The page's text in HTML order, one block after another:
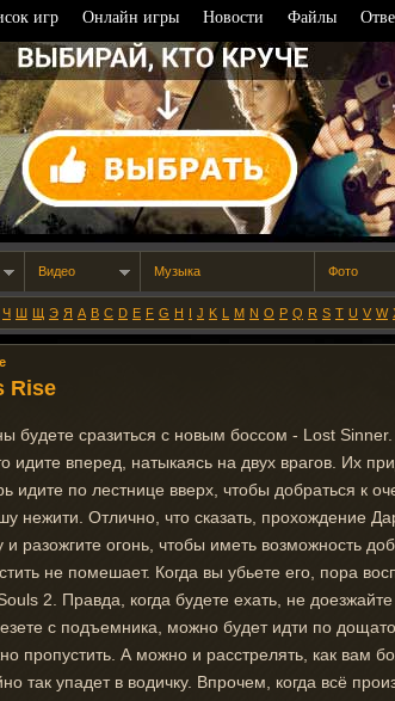
Видео Музыка Фото
Ч Ш Щ Э Я A B C D E F G H I J K L M N O P Q R S T U V W
Rise
будете сразиться с новым боссом - Lost
идите вперед, натыкаясь на двух врагов. Их
идите по лестнице вверх, чтобы добраться к
нежити. Отлично, что сказать, прохождение
разожгите огонь, чтобы иметь возможность
не помешает. Когда вы убьете его, пора
2. Правда, когда будете ехать, не
с подъемника, можно будет идти по
пропустить. А можно и расстрелять, как вам
так упадет в водичку. Впрочем, когда всё
игр Онлайн игры Новости Файлы